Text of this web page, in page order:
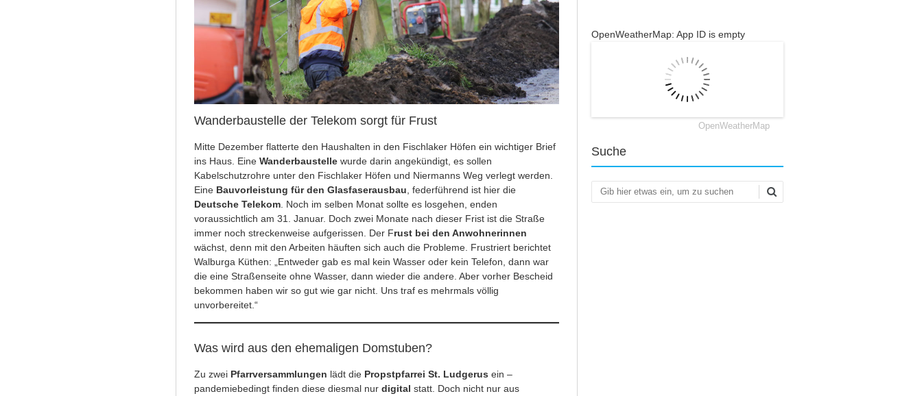
Wanderbaustelle der Telekom sorgt für Frust
Mitte Dezember flatterte den Haushalten in den Fischlaker Höfen ein wichtiger Brief
ins Haus. Eine Wanderbaustelle wurde darin angekündigt, es sollen
Kabelschutzrohre unter den Fischlaker Höfen und Niermanns Weg verlegt werden.
Eine Bauvorleistung für den Glasfaserausbau , federführend ist hier die
Deutsche Telekom. Noch im selben Monat sollte es losgehen, enden
voraussichtlich am 31. Januar. Doch zwei Monate nach dieser Frist ist die Straße
immer noch streckenweise aufgerissen. Der Frust bei den Anwohnerinnen
wächst, denn mit den Arbeiten häuften sich auch die Probleme. Frustriert berichtet
Walburga Küthen: „Entweder gab es mal kein Wasser oder kein Telefon, dann war
die eine Straßenseite ohne Wasser, dann wieder die andere. Aber vorher Bescheid
bekommen haben wir so gut wie gar nicht. Uns traf es mehrmals völlig
unvorbereitet.“
Was wird aus den ehemaligen Domstuben?
Zu zwei Pfarrversammlungen lädt die Propstpfarrei St. Ludgerus ein –
pandemiebedingt finden diese diesmal nur digital statt. Doch nicht nur aus
OpenWeatherMap: App ID is empty
OpenWeatherMap
Suche
Suchen